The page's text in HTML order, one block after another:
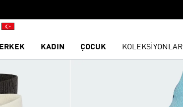
ERKEK KADIN ÇOCUK KOLEKSİYONLAR